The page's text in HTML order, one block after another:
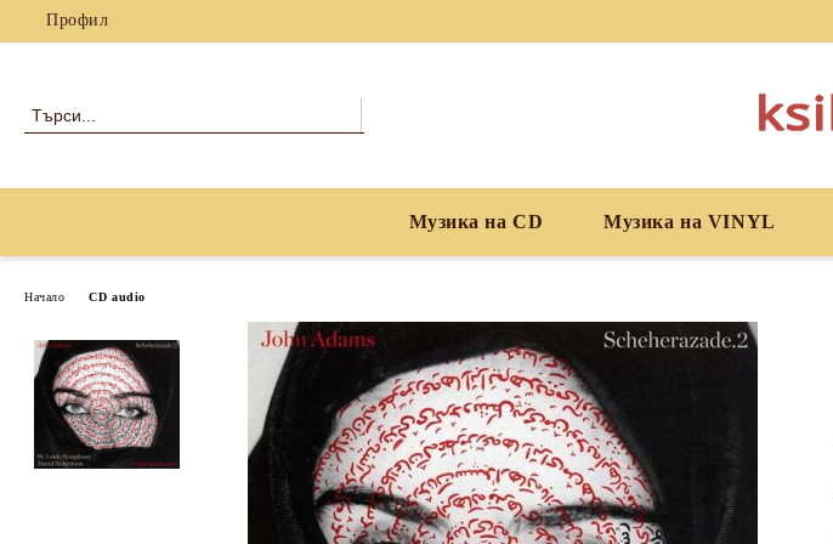
Профил
Музика на CD Музика на VINYL
Начало CD audio